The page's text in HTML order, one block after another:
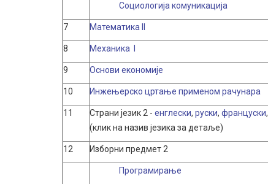
Социологија комуникација
7 Математика II
8 Mеханика I
9 Основи економије
10 Инжењерско цртање применом рачунара
11 Страни језик 2 - енглески, руски, француски,
(клик на назив језика за детаље)
12 Изборни предмет 2
Програмирање